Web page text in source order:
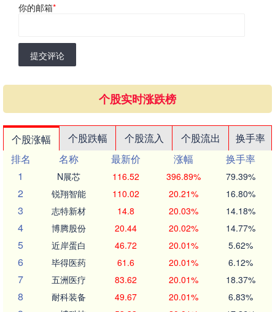
你的邮箱*
提交评论
个股实时涨跌榜
个股涨幅 个股跌幅 个股流入 个股流出
换手率
排名
名称 最新价 涨幅
换手率
1
N展芯 116.52 396.89% 79.39%
2 锐翔智能 110.02 20.21% 16.80%
3 志特新材 14.8 20.03% 14.18%
4 博腾股份 20.44 20.02% 14.77%
5 近岸蛋白 46.72 20.01% 5.62%
6 毕得医药 61.6 20.01% 6.12%
7 五洲医疗 83.62 20.01% 18.37%
8 耐科装备 49.67 20.01% 6.83%